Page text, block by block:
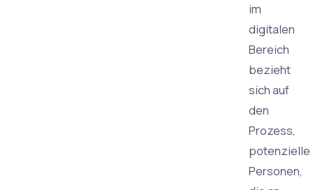
im
digitalen
Bereich
bezieht
sich auf
den
Prozess,
potenzielle
Personen,